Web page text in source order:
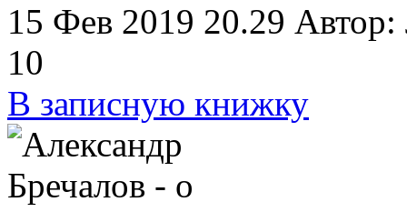
15 Фев 2019 20.29
10
В записную книжку